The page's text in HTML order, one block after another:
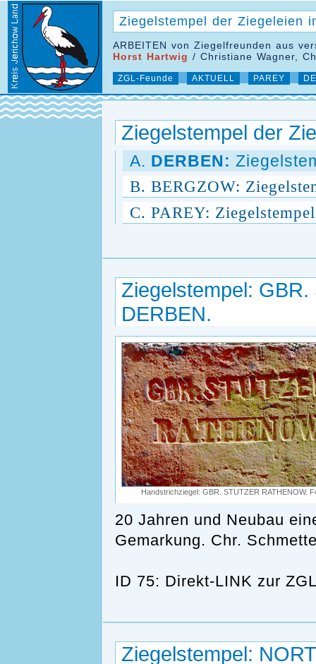
Ziegelstempel der Ziegeleien
ARBEITEN von Ziegelfreunden aus
Horst Hartwig / Christiane Wagner,
ZGL-Feunde AKTUELL PAREY
Ziegelstempel der
A. DERBEN:
B. BERGZOW:
C. PAREY:
Ziegelstempel:
DERBEN.
Handstrichziegel: GBR. STUTZER RATHENOW.
20 Jahren und Neubau
Gemarkung. Chr.
ID 75: Direkt-LINK zur
Ziegelstempel: